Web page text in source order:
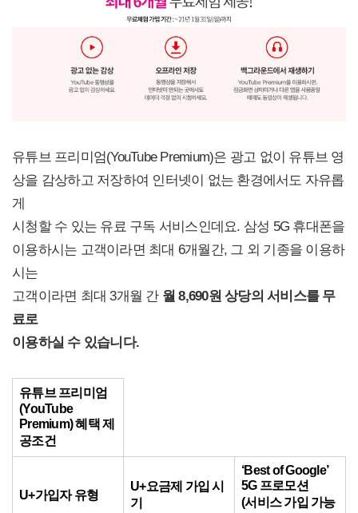
유튜브 프리미엄(YouTube Premium)은 광고 없이 유튜브 영
상을 감상하고 저장하여 인터넷이 없는 환경에서도 자유롭
게
시청할 수 있는 유료 구독 서비스인데요. 삼성 5G 휴대폰을
이용하시는 고객이라면 최대 6개월간, 그 외 기종을 이용하
시는
고객이라면 최대 3개월 간 월8,690원 상당의 서비스를 무
료로
이용하실 수 있습니다.
유튜브 프리미엄
(YouTube
Premium) 혜택 제
공조건
U+가입자 유형
U+요금제 가입 시
기
‘Best of Google’
5G 프로모션
(서비스 가입 가능